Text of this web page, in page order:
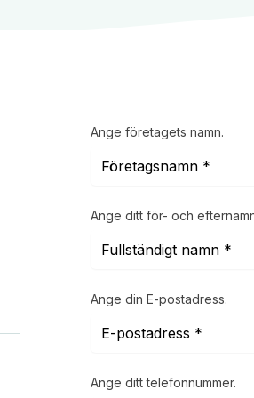
Ange företagets namn.
Ange ditt för- och
Ange din E-postadress.
Ange ditt telefonnummer.